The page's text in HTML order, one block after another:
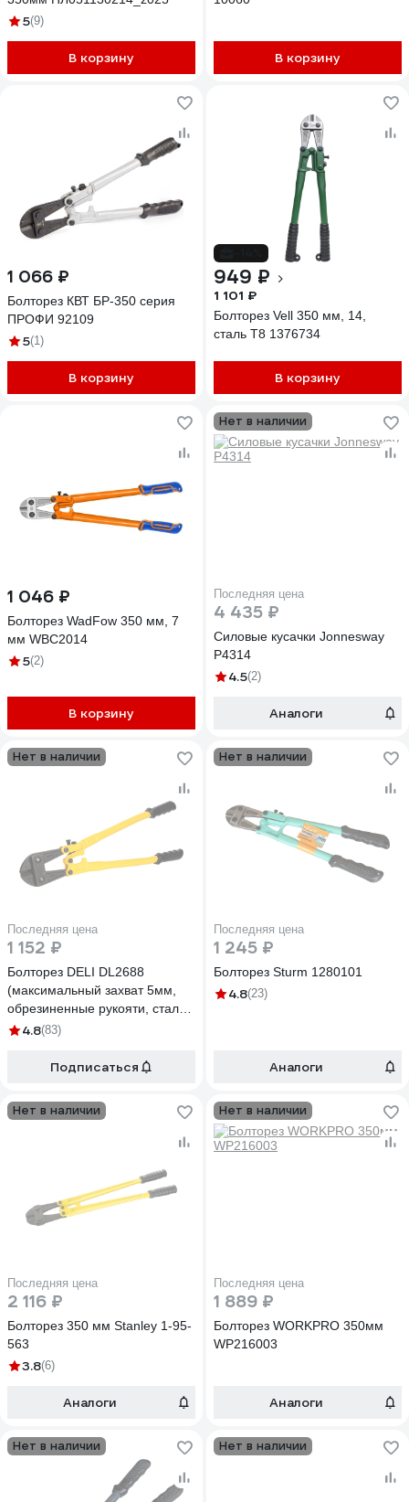
5(9)
В корзину В корзину
1 066 ₽
Болторез КВТ БР-350 серия
ПРОФИ 92109
5(1)
В корзину
949 ₽
1 101 ₽
Болторез Vell 350 мм, 14,
сталь Т8 1376734
В корзину
1 046 ₽
Болторез WadFow 350 мм, 7
мм WBC2014
5(2)
В корзину
Нет в наличии
Последняя цена
4 435 ₽
Силовые кусачки Jonnesway
P4314
4.5(2)
Аналоги
Нет в наличии
Последняя цена
1 152 ₽
Болторез DELI DL2688
(максимальный захват 5мм,
обрезиненные рукояти, сталь
CrMo) 98465
4.8(83)
Подписаться
Нет в наличии
Последняя цена
1 245 ₽
Болторез Sturm 1280101
4.8(23)
Аналоги
Нет в наличии
Последняя цена
2 116 ₽
Болторез 350 мм Stanley 1-95-
563
3.8(6)
Аналоги
Нет в наличии
Последняя цена
1 889 ₽
Болторез WORKPRO 350мм
WP216003
Аналоги
Нет в наличии Нет в наличии